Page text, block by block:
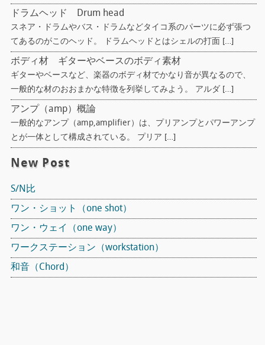
ドラムヘッド Drum head
スネア・ドラムやバス・ドラムなどタイコ系のパーツに必ず張つ
てあるのがこのヘッド。 ドラムヘッドとはシェルの打面 […]
ボディ材 ギターやベースのボディ素材
ギターやベースなど、楽器のボディ材でかなり音が異なるので、
一般的な材のおおまかな特徴を列挙してみよう。 アルダ […]
アンプ（amp）概論
一般的なアンプ（amp,amplifier）は、プリアンプとパワーアンプ
とが一体として構成されている。 プリア […]
New Post
S/N比
ワン・ショット（one shot）
ワン・ウェイ（one way）
ワークステーション（workstation）
和音（Chord）